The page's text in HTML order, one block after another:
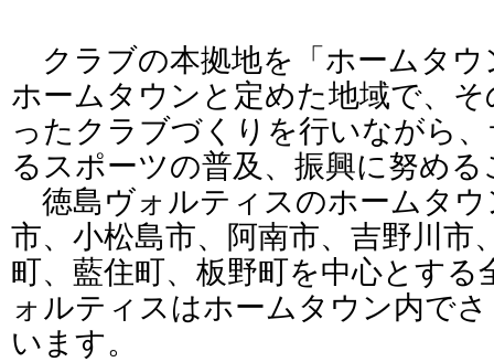
クラブの本拠地を「ホームタウ
ホームタウンと定めた地域で、
ったクラブづくりを行いながら
るスポーツの普及、振興に努め
徳島ヴォルティスのホームタウ
市、小松島市、阿南市、吉野川市
町、藍住町、板野町を中心とする
ォルティスはホームタウン内で
います。